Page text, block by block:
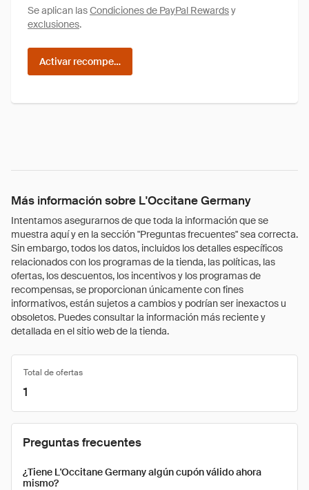
Se aplican lasCondiciones de PayPal Rewardsy
exclusiones.
Activar recompensas
Más información sobre L'Occitane Germany
Intentamos asegurarnos de que toda la información que se
muestra aquí y en la sección "Preguntas frecuentes" sea correcta.
Sin embargo, todos los datos, incluidos los detalles específicos
relacionados con los programas de la tienda, las políticas, las
ofertas, los descuentos, los incentivos y los programas de
recompensas, se proporcionan únicamente con fines
informativos, están sujetos a cambios y podrían ser inexactos u
obsoletos. Puedes consultar la información más reciente y
detallada en el sitio web de la tienda.
Total de ofertas
1
Preguntas frecuentes
¿Tiene L'Occitane Germany algún cupón válido ahora
mismo?